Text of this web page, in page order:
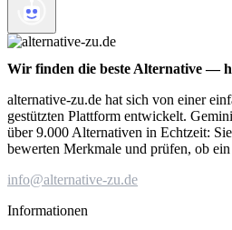
Wir finden die beste Alternative —
alternative-zu.de hat sich von einer
gestützten Plattform entwickelt.
über 9.000 Alternativen in Echtzeit:
bewerten Merkmale und prüfen, ob
info@alternative-zu.de
Informationen